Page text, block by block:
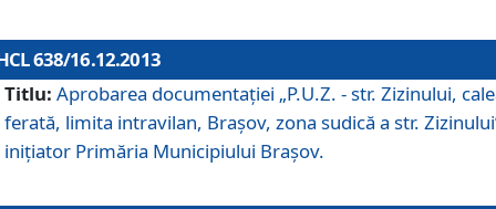
638/16.12.2013
Titlu: Aprobarea documentaţiei „P.U.Z. - str. Zizinului,
ferată, limita intravilan, Braşov, zona sudică a str.
iniţiator Primăria Municipiului Braşov.